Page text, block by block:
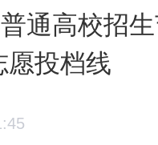
通高校招
愿投档线